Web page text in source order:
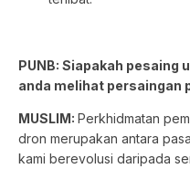
PUNB: Siapakah pesaing
anda melihat persaingan
MUSLIM: Perkhidmatan
dron merupakan antara
kami berevolusi daripada